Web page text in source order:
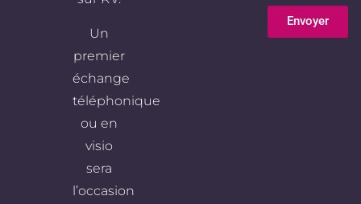
Un
premier
échange
téléphonique
ou en
visio
sera
l’occasion
Envoyer